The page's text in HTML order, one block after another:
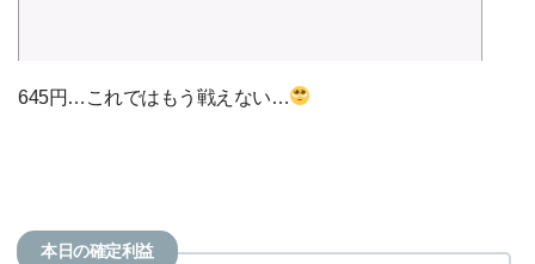
645円…これではもう戦えない…
本日の確定利益